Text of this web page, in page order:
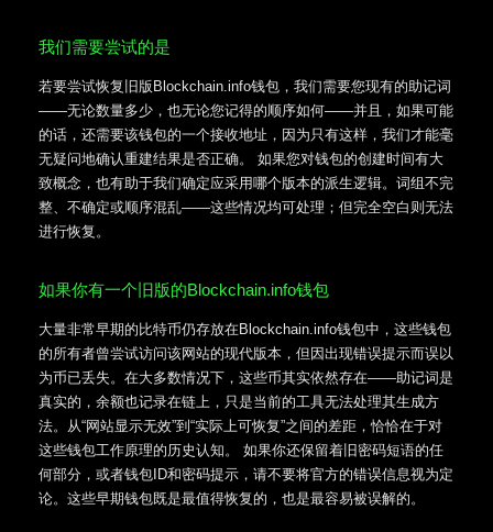
我们需要尝试的是
若要尝试恢复旧版Blockchain.info钱包，我们需要您现有的助记词
——无论数量多少，也无论您记得的顺序如何——并且，如果可能
的话，还需要该钱包的一个接收地址，因为只有这样，我们才能毫
无疑问地确认重建结果是否正确。 如果您对钱包的创建时间有大
致概念，也有助于我们确定应采用哪个版本的派生逻辑。词组不完
整、不确定或顺序混乱——这些情况均可处理；但完全空白则无法
进行恢复。
如果你有一个旧版的Blockchain.info钱包
大量非常早期的比特币仍存放在Blockchain.info钱包中，这些钱包
的所有者曾尝试访问该网站的现代版本，但因出现错误提示而误以
为币已丢失。在大多数情况下，这些币其实依然存在——助记词是
真实的，余额也记录在链上，只是当前的工具无法处理其生成方
法。从“网站显示无效”到“实际上可恢复”之间的差距，恰恰在于对
这些钱包工作原理的历史认知。 如果你还保留着旧密码短语的任
何部分，或者钱包ID和密码提示，请不要将官方的错误信息视为定
论。这些早期钱包既是最值得恢复的，也是最容易被误解的。